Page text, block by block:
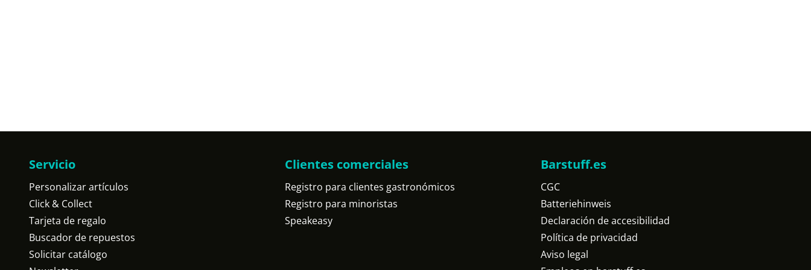
Servicio
Personalizar artículos
Click & Collect
Tarjeta de regalo
Buscador de repuestos
Solicitar catálogo
Clientes comerciales
Registro para clientes gastronómicos
Registro para minoristas
Speakeasy
Barstuff.es
CGC
Batteriehinweis
Declaración de accesibilidad
Política de privacidad
Aviso legal